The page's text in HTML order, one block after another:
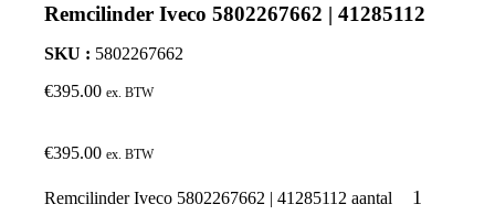
Remcilinder Iveco 5802267662 | 41285112
SKU : 5802267662
€395.00 ex. BTW
€395.00 ex. BTW
Remcilinder Iveco 5802267662 | 41285112 aantal